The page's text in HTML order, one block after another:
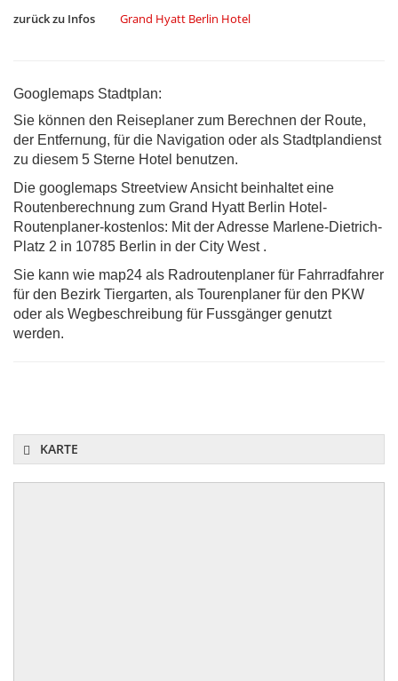
zurück zu Infos Grand Hyatt Berlin Hotel
Googlemaps Stadtplan:
Sie können den Reiseplaner zum Berechnen der Route,
der Entfernung, für die Navigation oder als Stadtplandienst
zu diesem 5 Sterne Hotel benutzen.
Die googlemaps Streetview Ansicht beinhaltet eine
Routenberechnung zum Grand Hyatt Berlin Hotel-
Routenplaner-kostenlos: Mit der Adresse Marlene-Dietrich-
Platz 2 in 10785 Berlin in der City West .
Sie kann wie map24 als Radroutenplaner für Fahrradfahrer
für den Bezirk Tiergarten, als Tourenplaner für den PKW
oder als Wegbeschreibung für Fussgänger genutzt
werden.
KARTE